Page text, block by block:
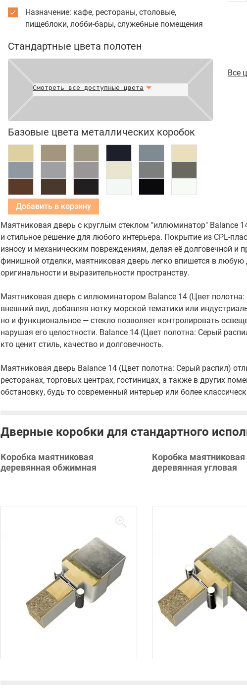
Назначение: кафе, рестораны, столовые,
пищеблоки, лобби-бары, служебные помещения
Стандартные цвета полотен
Смотреть все доступные цвета
Базовые цвета металлических коробок
Добавить в корзину
Все
Маятниковая дверь с круглым стеклом "иллюминатор" Balance
и стильное решение для любого интерьера. Покрытие из CPL-
износу и механическим повреждениям, делая её долговечной и
финишной отделки, маятниковая дверь легко впишется в
оригинальности и выразительности пространству.
Маятниковая дверь с иллюминатором Balance 14 (Цвет
внешний вид, добавляя нотку морской тематики или
но и функциональное — стекло позволяет контролировать
нарушая его целостности. Balance 14 (Цвет полотна: Серый
кто ценит стиль, качество и долговечность.
Маятниковая дверь Balance 14 (Цвет полотна: Серый распил)
ресторанах, торговых центрах, гостиницах, а также в других
обстановку, будь то современный интерьер или более
Дверные коробки для стандартного
Коробка маятниковая
деревянная обжимная
Коробка маятниковая
деревянная угловая